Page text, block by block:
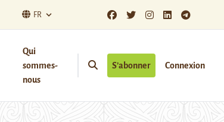
FR
Qui
sommes-
nous
S’abonner Connexion